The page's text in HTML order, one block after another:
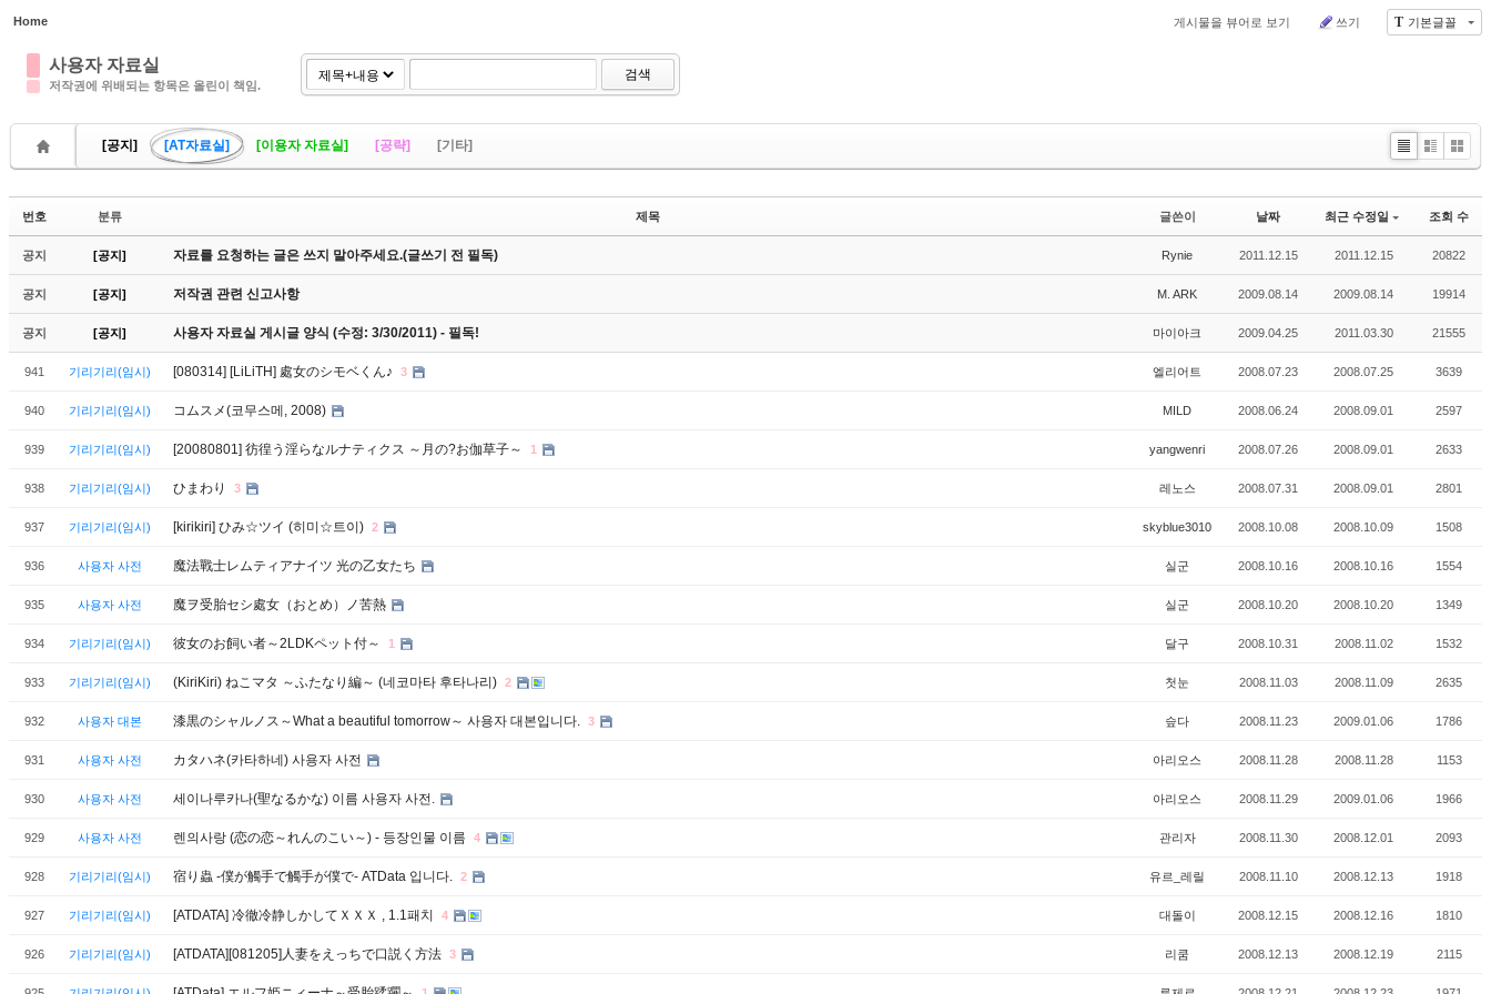
Home T 기본글꼴
게시물을 뷰어로 보기 쓰기
사용자 자료실
저작권에 위배되는 항목은 올린이 책임.
검색
[공지] [AT자료실] [이용자 자료실] [공략]
[기타]
Li
Zi
e
G
le
r
번호 분류 제목 글쓴이 날짜 최근 수정일 조회 수
공지 [공지] 자료를 요청하는 글은 쓰지 말아주세요.(글쓰기 전 필독) Rynie 2011.12.15 2011.12.15 20822
공지 [공지] 저작권 관련 신고사항 M. ARK 2009.08.14 2009.08.14 19914
공지 [공지] 사용자 자료실 게시글 양식 (수정: 3/30/2011) - 필독! 마이아크 2009.04.25 2011.03.30 21555
941 기리기리(임시) [080314] [LiLiTH] 處女のシモベくん♪ 3 엘리어트 2008.07.23 2008.07.25 3639
940 기리기리(임시) コムスメ(코무스메, 2008) MILD 2008.06.24 2008.09.01 2597
939 기리기리(임시) [20080801] 彷徨う淫らなルナティクス ～月の?お伽草子～ 1 yangwenri 2008.07.26 2008.09.01 2633
938 기리기리(임시) ひまわり 3 레노스 2008.07.31 2008.09.01 2801
937 기리기리(임시) [kirikiri] ひみ☆ツイ (히미☆트이) 2 skyblue3010 2008.10.08 2008.10.09 1508
936 사용자 사전 魔法戰士レムティアナイツ 光の乙女たち 실군 2008.10.16 2008.10.16 1554
935 사용자 사전 魔ヲ受胎セシ處女（おとめ）ノ苦熱 실군 2008.10.20 2008.10.20 1349
934 기리기리(임시) 彼女のお飼い者～2LDKペット付～ 1 달구 2008.10.31 2008.11.02 1532
933 기리기리(임시) (KiriKiri) ねこマタ ～ふたなり編～ (네코마타 후타나리) 2 첫눈 2008.11.03 2008.11.09 2635
932 사용자 대본 漆黒のシャルノス～What a beautiful tomorrow～ 사용자 대본입니다. 3 슾다 2008.11.23 2009.01.06 1786
931 사용자 사전 カタハネ(카타하네) 사용자 사전 아리오스 2008.11.28 2008.11.28 1153
930 사용자 사전 세이나루카나(聖なるかな) 이름 사용자 사전. 아리오스 2008.11.29 2009.01.06 1966
929 사용자 사전 렌의사랑 (恋の恋～れんのこい～) - 등장인물 이름 4 관리자 2008.11.30 2008.12.01 2093
928 기리기리(임시) 宿り蟲 -僕が觸手で觸手が僕で- ATData 입니다. 2 유르_레릴 2008.11.10 2008.12.13 1918
927 기리기리(임시) [ATDATA] 冷徹冷静しかしてＸＸＸ , 1.1패치 4 대돌이 2008.12.15 2008.12.16 1810
926 기리기리(임시) [ATDATA][081205]人妻をえっちで口説く方法 3 리쿰 2008.12.13 2008.12.19 2115
Sketchbook5, 스케치북5
Sketchbook5, 스케치북5
Sketchbook5, 스케치북5
Sketchbook5, 스케치북5